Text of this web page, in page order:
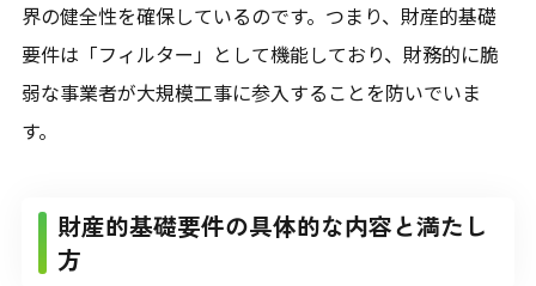
界の健全性を確保しているのです。つまり、財産的基礎
要件は「フィルター」として機能しており、財務的に脆
弱な事業者が大規模工事に参入することを防いでいま
す。
財産的基礎要件の具体的な内容と満たし
方